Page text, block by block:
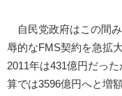
自民党政府はこの間
辱的なFMS契約を急拡
2011年は431億円だっ
算では3596億円へと増